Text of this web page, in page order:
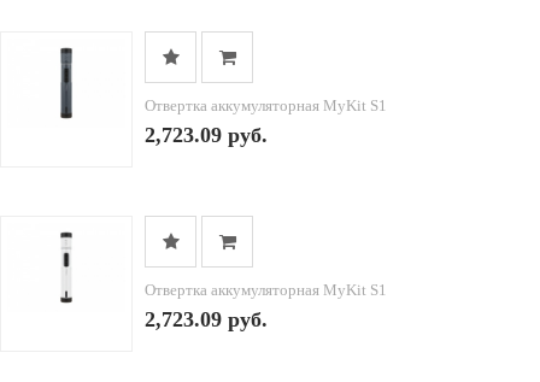
Отвертка аккумуляторная MyKit S1
2,723.09 руб.
Отвертка аккумуляторная MyKit S1
2,723.09 руб.